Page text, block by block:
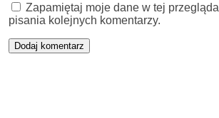
Zapamiętaj moje dane w tej
pisania kolejnych komentarzy.